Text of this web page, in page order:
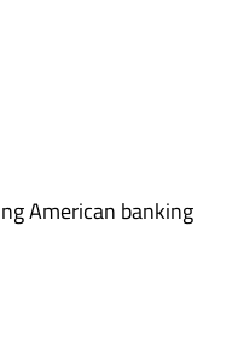
American banking